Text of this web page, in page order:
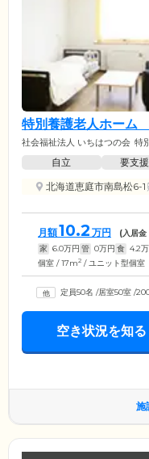
特別養護老人ホーム
社会福祉法人 いちはつの会 特
自立 要支援
北海道恵庭市南島松6-1
月額10.2 万円 (入居金
家 6.0万円 管 0万円 食 4.2
個室 / 17m2 / ユニット型個室
定員50名 /居室50室 /
空き状況を知る
施